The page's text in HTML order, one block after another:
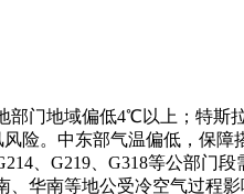
门地域偏低4℃以上；特斯
险。中东部气温偏低，保
、G219、G318等公部门
华南等地公受冷空气过程